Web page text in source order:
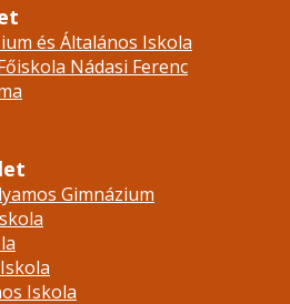
és Általános Iskola
Nádasi Ferenc
Gimnázium
Iskola